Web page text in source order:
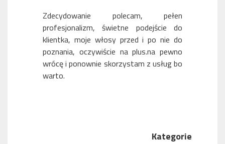
Zdecydowanie polecam, pełen
profesjonalizm, świetne podejście do
klientka, moje włosy przed i po nie do
poznania, oczywiście na plus.na pewno
wrócę i ponownie skorzystam z usług bo
warto.
Kategorie